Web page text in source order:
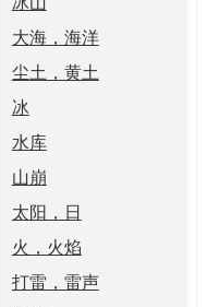
大海，海洋
尘土，黄土
冰
水库
山崩
太阳，日
火，火焰
打雷，雷声